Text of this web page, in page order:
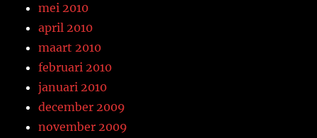
mei 2010
april 2010
maart 2010
februari 2010
januari 2010
december 2009
november 2009